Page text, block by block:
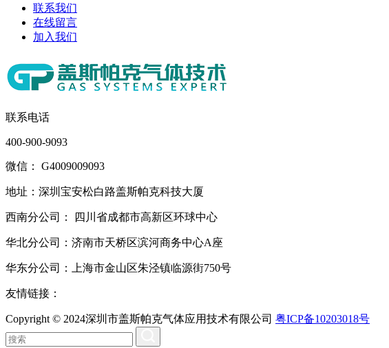
联系我们
在线留言
加入我们
联系电话
400-900-9093
微信： G4009009093
地址：深圳宝安松白路盖斯帕克科技大厦
西南分公司： 四川省成都市高新区环球中心
华北分公司：济南市天桥区滨河商务中心A座
华东分公司：上海市金山区朱泾镇临源街750号
友情链接：
Copyright © 2024深圳市盖斯帕克气体应用技术有限公司 粤ICP备10203018号